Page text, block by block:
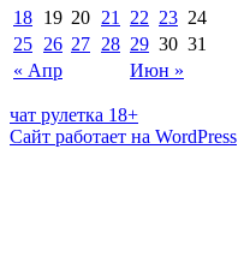
« Апр Июн »
18 19 20 21 22 23 24
25 26 27 28 29 30 31
чат рулетка 18+
Сайт работает на WordPress